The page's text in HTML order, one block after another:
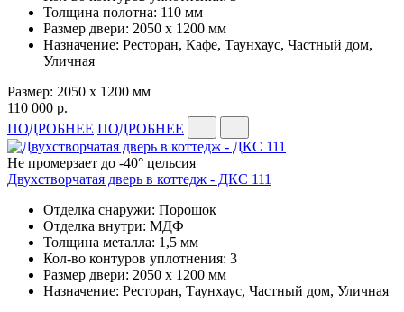
Толщина полотна: 110 мм
Размер двери: 2050 x 1200 мм
Назначение: Ресторан, Кафе, Таунхаус, Частный дом,
Уличная
Размер: 2050 x 1200 мм
110 000 р.
ПОДРОБНЕЕ ПОДРОБНЕЕ
Не промерзает до -40° цельсия
Двухстворчатая дверь в коттедж - ДКС 111
Отделка снаружи: Порошок
Отделка внутри: МДФ
Толщина металла: 1,5 мм
Кол-во контуров уплотнения: 3
Размер двери: 2050 x 1200 мм
Назначение: Ресторан, Таунхаус, Частный дом, Уличная